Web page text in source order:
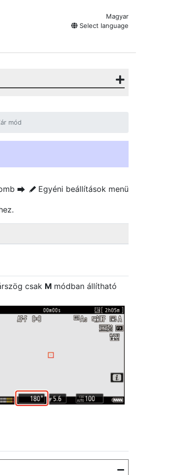
Magyar
Select language
mód
U A Egyéni beállítások menü
csak M módban állítható